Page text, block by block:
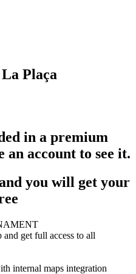
Plaça
in a premium
an account to see it.
you will get your
and get full access to all
internal maps integration